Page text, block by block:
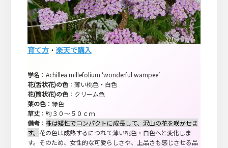
育て方・ 楽天で購入
学名 ：Achillea millefolium ‘wonderful wampee’
花(舌状花)の色：薄い桃色・白色
花(筒状花)の色：クリーム色
葉の色：緑色
草丈：約３０～５０ｃｍ
備考： 株は矮性でコンパクトに成長して、沢山の花を咲かせま
す。 花の色は成熟するにつれて薄い桃色・白色へと変化しま
す。そのため、女性的な可愛らしさや、上品さも感じさせる品